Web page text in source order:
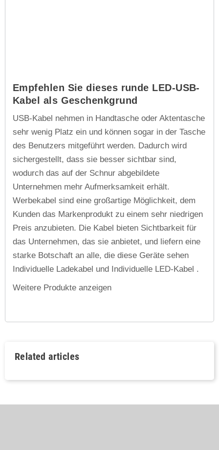
Empfehlen Sie dieses runde LED-USB-
Kabel als Geschenkgrund
USB-Kabel nehmen in Handtasche oder Aktentasche
sehr wenig Platz ein und können sogar in der Tasche
des Benutzers mitgeführt werden. Dadurch wird
sichergestellt, dass sie besser sichtbar sind,
wodurch das auf der Schnur abgebildete
Unternehmen mehr Aufmerksamkeit erhält.
Werbekabel sind eine großartige Möglichkeit, dem
Kunden das Markenprodukt zu einem sehr niedrigen
Preis anzubieten. Die Kabel bieten Sichtbarkeit für
das Unternehmen, das sie anbietet, und liefern eine
starke Botschaft an alle, die diese Geräte sehen
Individuelle Ladekabel und Individuelle LED-Kabel .
Weitere Produkte anzeigen
Related articles